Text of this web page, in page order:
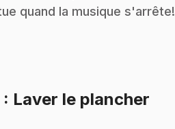
quand la musique s'arrête!
: Laver le plancher